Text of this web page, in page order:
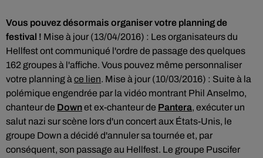
Vous pouvez désormais organiser votre planning de
festival ! Mise à jour (13/04/2016) : Les organisateurs du
Hellfest ont communiqué l'ordre de passage des quelques
162 groupes à l'affiche. Vous pouvez même personnaliser
votre planning à ce lien. Mise à jour (10/03/2016) : Suite à la
polémique engendrée par la vidéo montrant Phil Anselmo,
chanteur de Downet ex-chanteur de Pantera, exécuter un
salut nazi sur scène lors d'un concert aux États-Unis, le
groupe Down a décidé d'annuler sa tournée et, par
conséquent, son passage au Hellfest. Le groupe Puscifer